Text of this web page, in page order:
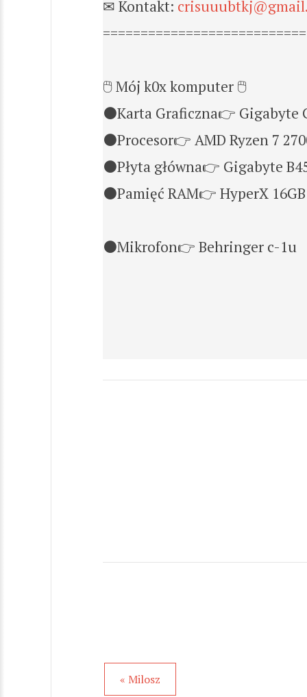
✉ Kontakt:
🖱 Mój k0x komputer 🖱
⚫Karta Graficzna👉 Gigabyte
⚫Procesor👉 AMD Ryzen 7
⚫Płyta główna👉 Gigabyte
⚫Pamięć RAM👉 HyperX
⚫Mikrofon👉 Behringer c-1u
« Milosz